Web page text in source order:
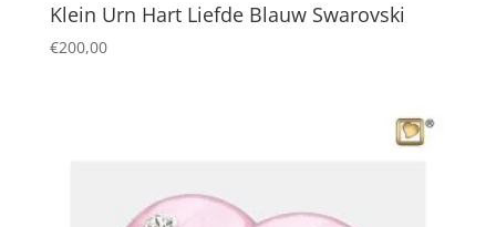
Klein Urn Hart Liefde Blauw Swarovski
€200,00